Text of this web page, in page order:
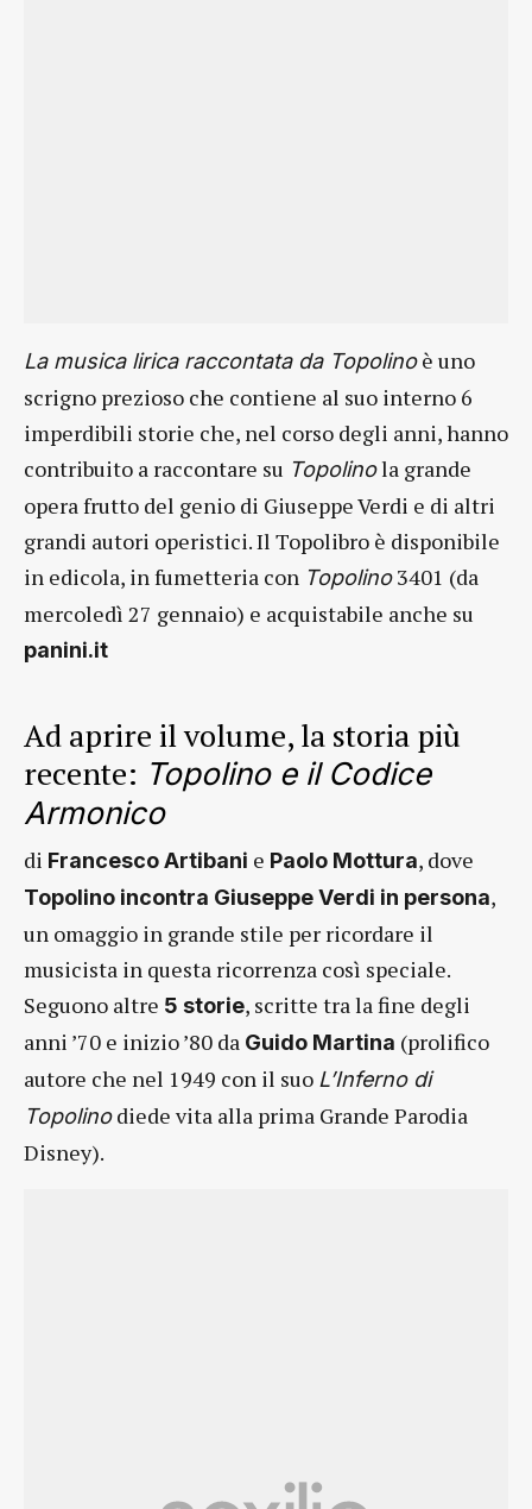
La musica lirica raccontata da Topolinoè uno
scrigno prezioso che contiene al suo interno 6
imperdibili storie che, nel corso degli anni, hanno
contribuito a raccontare su Topolinola grande
opera frutto del genio di Giuseppe Verdi e di altri
grandi autori operistici. Il Topolibro è disponibile
in edicola, in fumetteria con Topolino3401 (da
mercoledì 27 gennaio) e acquistabile anche su
panini.it
Ad aprire il volume, la storia più
recente: Topolino e il Codice
Armonico
di Francesco Artibani e Paolo Mottura, dove
Topolino incontra Giuseppe Verdi in persona,
un omaggio in grande stile per ricordare il
musicista in questa ricorrenza così speciale.
Seguono altre 5 storie, scritte tra la fine degli
anni ’70 e inizio ’80 da Guido Martina (prolifico
autore che nel 1949 con il suo L’Inferno di
Topolinodiede vita alla prima Grande Parodia
Disney).